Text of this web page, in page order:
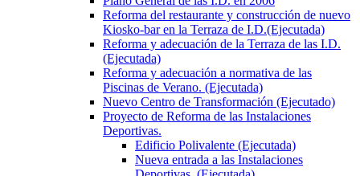
Reforma del restaurante y construcción de nuevo
Kiosko-bar en la Terraza de I.D.(Ejecutada)
Reforma y adecuación de la Terraza de las I.D.
(Ejecutada)
Reforma y adecuación a normativa de las
Piscinas de Verano. (Ejecutada)
Nuevo Centro de Transformación (Ejecutado)
Proyecto de Reforma de las Instalaciones
Deportivas.
Edificio Polivalente (Ejecutada)
Nueva entrada a las Instalaciones